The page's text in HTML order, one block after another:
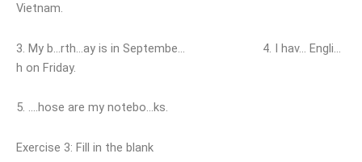
Vietnam.
3. My b…rth…ay is in Septembe… 4. I hav… Engli…
h on Friday.
5. ….hose are my notebo…ks.
Exercise 3: Fill in the blank